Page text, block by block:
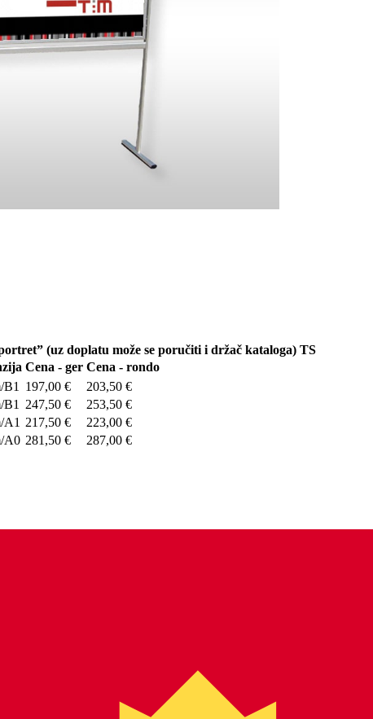
(uz doplatu može se poručiti i držač kataloga) TS
Cena - ger Cena - rondo
B1 197,00 €
203,50 €
B1
247,50 €
253,50 €
A1 217,50 €
223,00 €
A0 281,50 €
287,00 €